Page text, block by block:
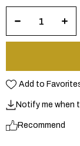
Add to
Notify me when
Recommend